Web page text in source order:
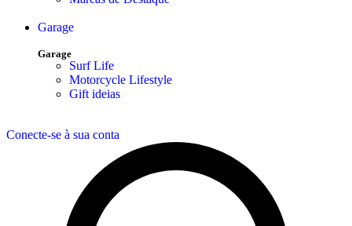
Garage
Garage
Surf Life
Motorcycle Lifestyle
Gift ideias
Conecte-se à sua conta